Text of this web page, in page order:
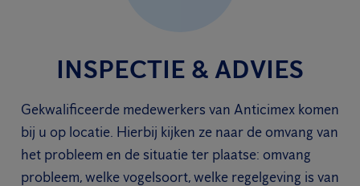
INSPECTIE & ADVIES
Gekwalificeerde medewerkers van Anticimex komen
bij u op locatie. Hierbij kijken ze naar de omvang van
het probleem en de situatie ter plaatse: omvang
probleem, welke vogelsoort, welke regelgeving is van